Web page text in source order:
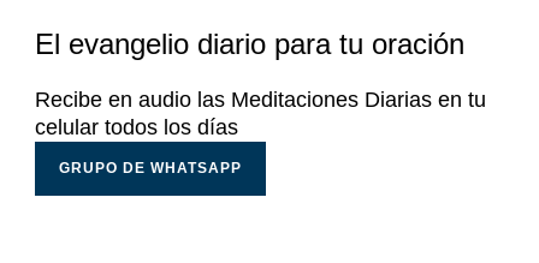
El evangelio diario para tu oración
Recibe en audio las Meditaciones Diarias en tu
celular todos los días
GRUPO DE WHATSAPP